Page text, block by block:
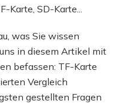
Karte, SD-Karte...
was Sie wissen
in diesem Artikel mit
befassen: TF-Karte
Vergleich
gestellten Fragen